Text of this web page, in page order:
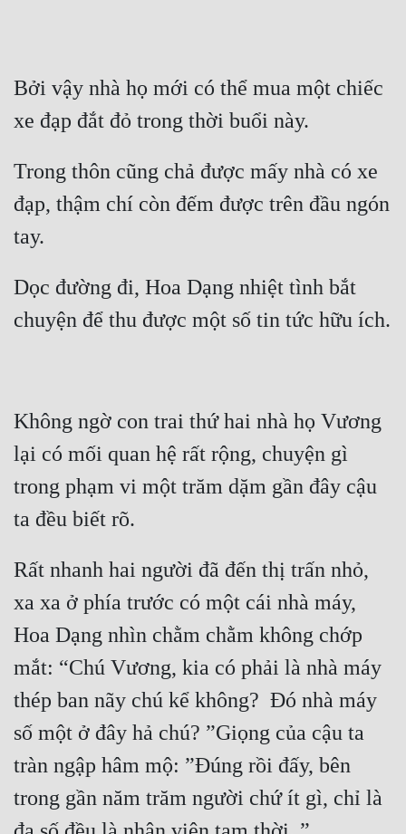
Bởi vậy nhà họ mới có thể mua một chiếc
xe đạp đắt đỏ trong thời buổi này.
Trong thôn cũng chả được mấy nhà có xe
đạp, thậm chí còn đếm được trên đầu ngón
tay.
Dọc đường đi, Hoa Dạng nhiệt tình bắt
Không ngờ con trai thứ hai nhà họ Vương
lại có mối quan hệ rất rộng, chuyện gì
trong phạm vi một trăm dặm gần đây cậu
ta đều biết rõ.
Rất nhanh hai người đã đến thị trấn nhỏ,
xa xa ở phía trước có một cái nhà máy,
Hoa Dạng nhìn chằm chằm không chớp
mắt: “Chú Vương, kia có phải là nhà máy
thép ban nãy chú kể không?  Đó nhà máy
số một ở đây hả chú? ”Giọng của cậu ta
tràn ngập hâm mộ: ”Đúng rồi đấy, bên
trong gần năm trăm người chứ ít gì, chỉ là